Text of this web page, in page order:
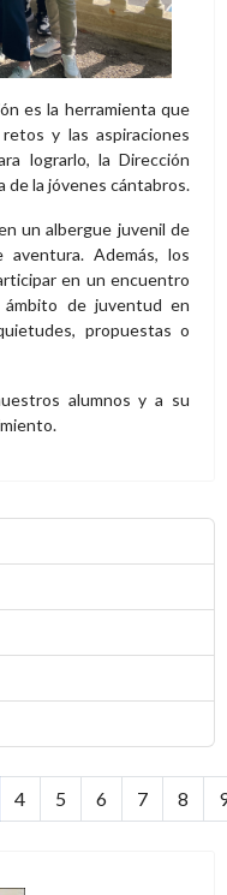
es la herramienta que
y las aspiraciones
lograrlo, la Dirección
de la jóvenes cántabros.
un albergue juvenil de
Además, los
en un encuentro
de juventud en
propuestas o
alumnos y a su
4 5 6 7 8